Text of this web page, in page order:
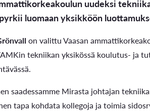
uudeksi
luomaan yksikköön
on valittu Vaasan
tekniikan yksikössä koulutus- ja
saadessamme Mirasta johtajan
tapa kohdata kollegoja ja toimia